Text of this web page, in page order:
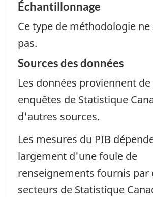
Échantillonnage
Ce type de méthodologie
pas.
Sources des données
Les données proviennent
enquêtes de Statistique
d'autres sources.
Les mesures du PIB
largement d'une foule de
renseignements fournis par
secteurs de Statistique